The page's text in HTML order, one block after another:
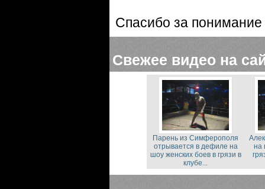
Спасибо за
Свежее видео на
Парень из Симферополя
отрывается в дефиле на
шоу женских боев в грязи в
клубе...
на